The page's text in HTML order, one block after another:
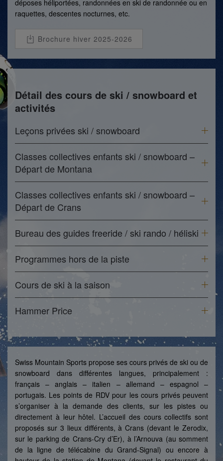
déposes héliportées, randonnées en ski de randonnée ou en
raquettes, descentes nocturnes, etc.
Brochure hiver 2025-2026
Détail des cours de ski / snowboard et
activités
Leçons privées ski / snowboard
Classes collectives enfants ski / snowboard –
Départ de Montana
Classes collectives enfants ski / snowboard –
Départ de Crans
Bureau des guides freeride / ski rando / héliski
Programmes hors de la piste
Cours de ski à la saison
Hammer Price
Swiss Mountain Sports propose ses cours privés de ski ou de
snowboard dans différentes langues, principalement :
français – anglais – italien – allemand – espagnol –
portugais. Les points de RDV pour les cours privés peuvent
s’organiser à la demande des clients, sur les pistes ou
directement à leur hôtel. L’accueil des cours collectifs sont
proposés sur 3 lieux différents, à Crans (devant le Zerodix,
sur le parking de Crans-Cry d’Er), à l’Arnouva (au somment
de la ligne de télécabine du Grand-Signal) ou encore à